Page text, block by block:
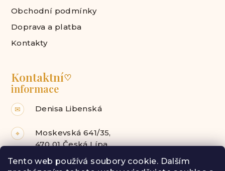
Tento web používá soubory cookie. Dalším
Obchodní podmínky
Doprava a platba
Kontakty
Kontaktní♡
informace
✉ Denisa Libenská
⌖
Moskevská 641/35,
470 01 Česká Lípa